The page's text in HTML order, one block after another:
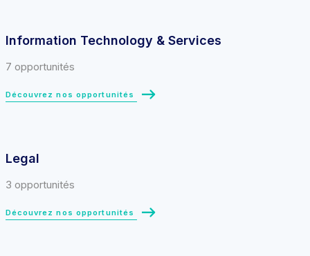
Information Technology & Services
7 opportunités
Découvrez nos opportunités
Legal
3 opportunités
Découvrez nos opportunités